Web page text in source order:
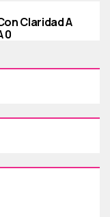
Claridad A
0